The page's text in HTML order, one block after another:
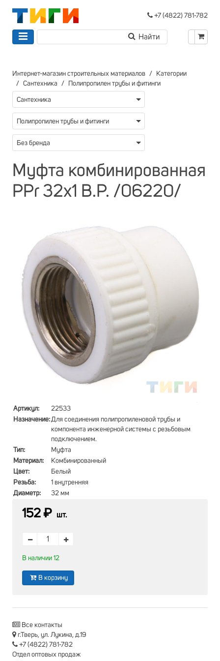
+7 (4822) 781-782
Интернет-магазин строительных материалов
Категории
Сантехника
Полипропилен трубы и фитинги
Сантехника
Полипропилен трубы и фитинги
Без бренда
Муфта комбинированная
PPr 32х1 В.Р. /06220/
Артикул:
22533
Назначение:Для соединения полипропиленовой трубы и
компонента инженерной системы с резьбовым
подключением.
Тип:
Муфта
Материал:
Комбинированный
Цвет:
Белый
Резьба:
1 внутренняя
Диаметр:
32 мм
152 ₽ шт.
В наличии 12
В корзину
Все контакты
г.Тверь, ул. Лукина, д.19
+7 (4822) 781-782
Отдел оптовых продаж